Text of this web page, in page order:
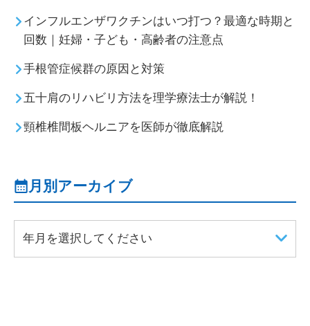
インフルエンザワクチンはいつ打つ？最適な時期と
回数｜妊婦・子ども・高齢者の注意点
手根管症候群の原因と対策
五十肩のリハビリ方法を理学療法士が解説！
頸椎椎間板ヘルニアを医師が徹底解説
月別アーカイブ
年月を選択してください